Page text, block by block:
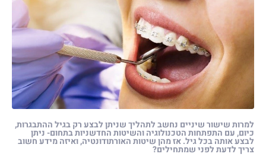
למרות שישור שיניים נחשב לתהליך שניתן לבצע רק בגיל ההתבגרות,
כיום, עם התפתחות הטכנולוגיה והשיטות החדשניות בתחום- ניתן
לבצע אותה בכל גיל. אז מהן שיטות האורתודונטיה, ואיזה מידע חשוב
צריך לדעת לפני שמתחילים?